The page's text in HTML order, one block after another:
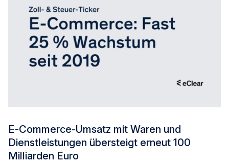
E-Commerce-Umsatz mit Waren und
Dienstleistungen übersteigt erneut 100
Milliarden Euro